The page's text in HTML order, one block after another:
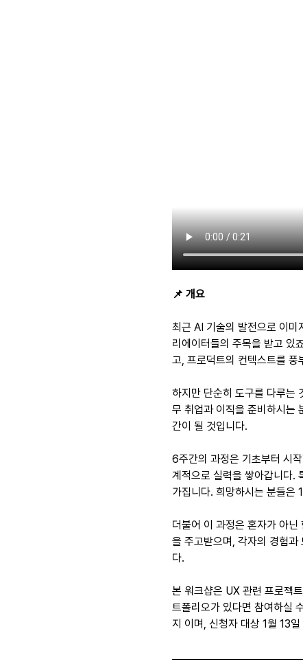
📌 개요
최근 AI 기술의 발전으로 이
리에이터들의 주목을 받고 있
고, 프로덕트의 컨텍스트를
하지만 단순히 도구를 다루는
무 취업과 이직을 준비하시는
간이 될 것입니다.
6주간의 과정은 기초부터 시
계적으로 실력을 쌓아갑니다.
가집니다. 희망하시는 분들은
더불어 이 과정은 혼자가 아
을 주고받으며, 각자의 경험
다.
본 워크샵은 UX 관련 프로젝
트폴리오가 있다면 참여하실
지 이며, 신청자 대상 1월 13